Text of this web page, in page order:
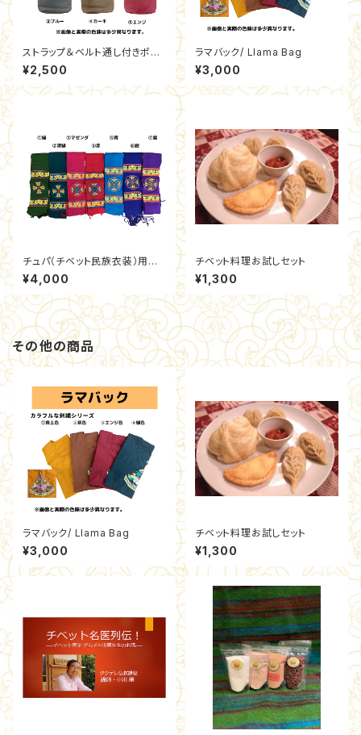
ストラップ＆ベルト通し付きポシ
ェット / Pochette
¥2,500
ラマバック/ Llama Bag
¥3,000
チュパ（チベット民族衣装）用ケ
ラ（帯）
¥4,000
チベット料理お試しセット
¥1,300
その他の商品
ラマバック/ Llama Bag
¥3,000
チベット料理お試しセット
¥1,300